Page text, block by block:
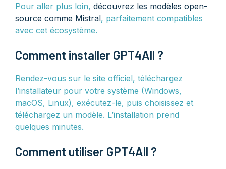
Pour aller plus loin, découvrez les modèles open-
source comme Mistral, parfaitement compatibles
avec cet écosystème.
Comment installer GPT4All ?
Rendez-vous sur le site officiel, téléchargez
l’installateur pour votre système (Windows,
macOS, Linux), exécutez-le, puis choisissez et
téléchargez un modèle. L’installation prend
quelques minutes.
Comment utiliser GPT4All ?